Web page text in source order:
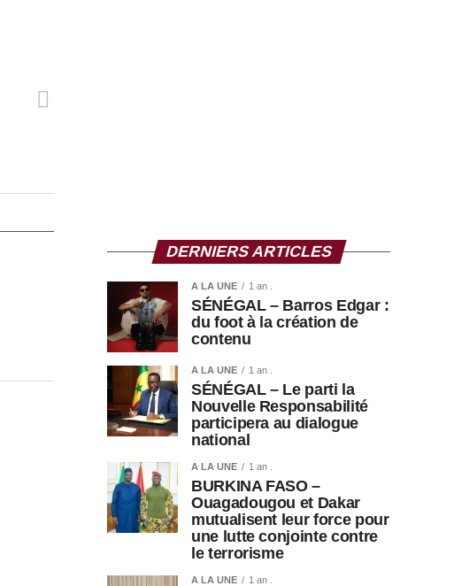
DERNIERS ARTICLES
A LA UNE 1 an .
SÉNÉGAL – Barros Edgar :
du foot à la création de
contenu
A LA UNE 1 an .
SÉNÉGAL – Le parti la
Nouvelle Responsabilité
participera au dialogue
national
A LA UNE 1 an .
BURKINA FASO –
Ouagadougou et Dakar
mutualisent leur force pour
une lutte conjointe contre
le terrorisme
A LA UNE 1 an .